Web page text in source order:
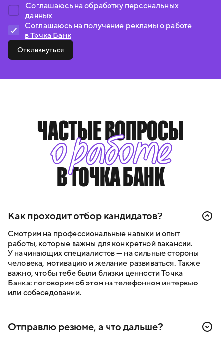
Соглашаюсь наобработку персональных
данных
Соглашаюсь на получение рекламы о работе
в Точка Банк
Откликнуться
ЧАСТЫЕ ВОПРОСЫ
о работе
В ТОЧКА БАНК
Как проходит отбор кандидатов?
Смотрим на профессиональные навыки и опыт
работы, которые важны для конкретной вакансии.
У начинающих специалистов — на сильные стороны
человека, мотивацию и желание развиваться. Также
важно, чтобы тебе были близки ценности Точка
Банка: поговорим об этом на телефонном интервью
или собеседовании.
Отправлю резюме, а что дальше?
В течение двух рабочих дней свяжемся с тобой,